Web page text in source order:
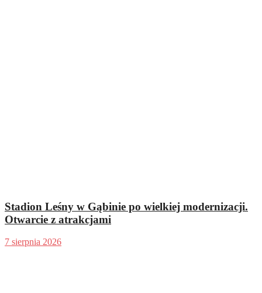
Stadion Leśny w Gąbinie po wielkiej modernizacji.
Otwarcie z atrakcjami
7 sierpnia 2026